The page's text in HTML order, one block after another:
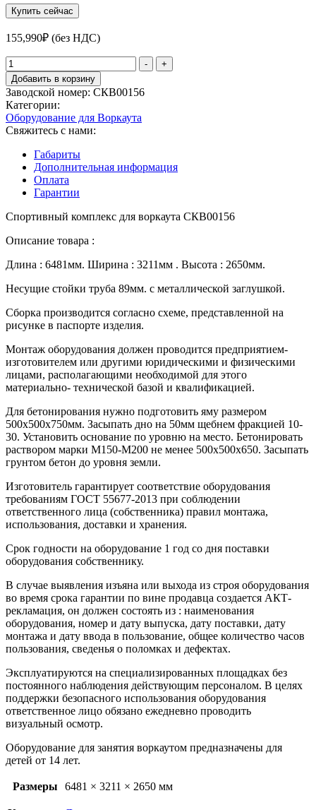
Купить сейчас
155,990₽ (без НДС)
Количество
товара
Спортивный
комплекс
для
воркаута
СКВ00156
-
+
Добавить в корзину
Заводской номер: СКВ00156
Категории:
Оборудование для Воркаута
Свяжитесь с нами:
Габариты
Дополнительная информация
Оплата
Гарантии
Спортивный комплекс для воркаута СКВ00156
Описание товара :
Длина : 6481мм. Ширина : 3211мм . Высота : 2650мм.
Несущие стойки труба 89мм. с металлической заглушкой.
Сборка производится согласно схеме, представленной на
рисунке в паспорте изделия.
Монтаж оборудования должен проводится предприятием-
изготовителем или другими юридическими и физическими
лицами, располагающими необходимой для этого
материально- технической базой и квалификацией.
Для бетонирования нужно подготовить яму размером
500х500х750мм. Засыпать дно на 50мм щебнем фракцией 10-
30. Установить основание по уровню на место. Бетонировать
раствором марки М150-М200 не менее 500х500х650. Засыпать
грунтом бетон до уровня земли.
Изготовитель гарантирует соответствие оборудования
требованиям ГОСТ 55677-2013 при соблюдении
ответственного лица (собственника) правил монтажа,
использования, доставки и хранения.
Срок годности на оборудование 1 год со дня поставки
оборудования собственнику.
В случае выявления изъяна или выхода из строя оборудования
во время срока гарантии по вине продавца создается АКТ-
рекламация, он должен состоять из : наименования
оборудования, номер и дату выпуска, дату поставки, дату
монтажа и дату ввода в пользование, общее количество часов
пользования, сведенья о поломках и дефектах.
Эксплуатируются на специализированных площадках без
постоянного наблюдения действующим персоналом. В целях
поддержки безопасного использования оборудования
ответственное лицо обязано ежедневно проводить
визуальный осмотр.
Оборудование для занятия воркаутом предназначены для
детей от 14 лет.
Размеры 6481 × 3211 × 2650 мм